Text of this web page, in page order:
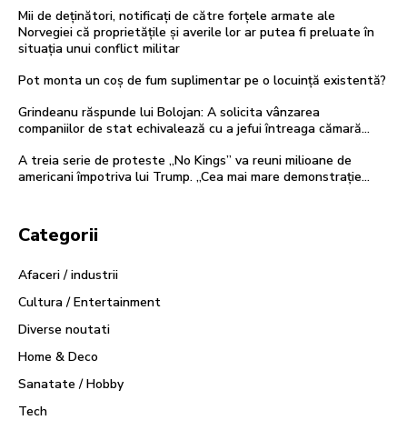
Mii de deținători, notificați de către forțele armate ale
Norvegiei că proprietățile și averile lor ar putea fi preluate în
situația unui conflict militar
Pot monta un coș de fum suplimentar pe o locuință existentă?
Grindeanu răspunde lui Bolojan: A solicita vânzarea
companiilor de stat echivalează cu a jefui întreaga cămară…
A treia serie de proteste „No Kings” va reuni milioane de
americani împotriva lui Trump. „Cea mai mare demonstrație…
Categorii
Afaceri / industrii
Cultura / Entertainment
Diverse noutati
Home & Deco
Sanatate / Hobby
Tech